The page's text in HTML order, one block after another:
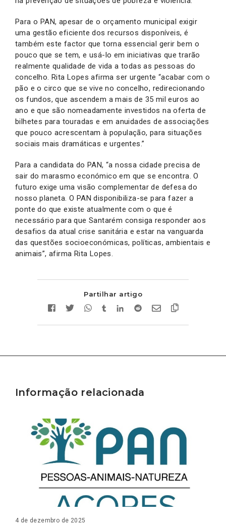
Para o PAN, apesar de o orçamento municipal exigir
uma gestão eficiente dos recursos disponíveis, é
também este factor que torna essencial gerir bem o
pouco que se tem, e usá-lo em iniciativas que trarão
realmente qualidade de vida a todas as pessoas do
concelho. Rita Lopes afirma ser urgente “acabar com o
pão e o circo que se vive no concelho, redirecionando
os fundos, que ascendem a mais de 35 mil euros ao
ano e que são nomeadamente investidos na oferta de
bilhetes para touradas e em anuidades de associações
que pouco acrescentam à população, para situações
sociais mais dramáticas e urgentes.”
Para a candidata do PAN, “a nossa cidade precisa de
sair do marasmo económico em que se encontra. O
futuro exige uma visão complementar de defesa do
nosso planeta. O PAN disponibiliza-se para fazer a
ponte do que existe atualmente com o que é
necessário para que Santarém consiga responder aos
desafios da atual crise sanitária e estar na vanguarda
das questões socioeconómicas, políticas, ambientais e
animais”, afirma Rita Lopes.
Partilhar artigo
Informação relacionada
4 de dezembro de 2025